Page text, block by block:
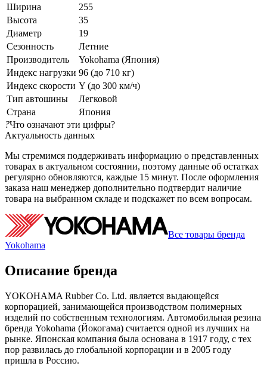
Ширина
255
Высота
35
Диаметр
19
Сезонность
Летние
Производитель
Yokohama (Япония)
Индекс нагрузки 96 (до 710 кг)
Индекс скорости Y (до 300 км/ч)
Тип автошины
Легковой
Страна
Япония
?Что означают эти цифры?
Актуальность данных
Мы стремимся поддерживать информацию о представленных
товарах в актуальном состоянии, поэтому данные об остатках
регулярно обновляются, каждые 15 минут. После оформления
заказа наш менеджер дополнительно подтвердит наличие
товара на выбранном складе и подскажет по всем вопросам.
Все товары бренда
Yokohama
Описание бренда
YOKOHAMA Rubber Co. Ltd. является выдающейся
корпорацией, занимающейся производством полимерных
изделий по собственным технологиям. Автомобильная резина
бренда Yokohama (Йокогама) считается одной из лучших на
рынке. Японская компания была основана в 1917 году, с тех
пор развилась до глобальной корпорации и в 2005 году
пришла в Россию.